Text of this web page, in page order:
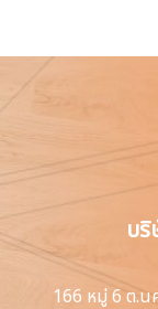
บริ
166 หมู่ 6 ต.น